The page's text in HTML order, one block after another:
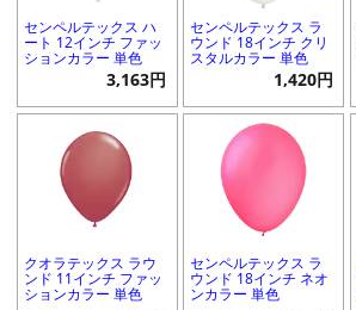
センペルテックス ハ
ート 12インチ ファッ
ションカラー 単色
3,163円
センペルテックス ラ
ウンド 18インチ クリ
スタルカラー 単色
1,420円
クオラテックス ラウ
ンド 11インチ ファッ
ションカラー 単色
センペルテックス ラ
ウンド 18インチ ネオ
ンカラー 単色